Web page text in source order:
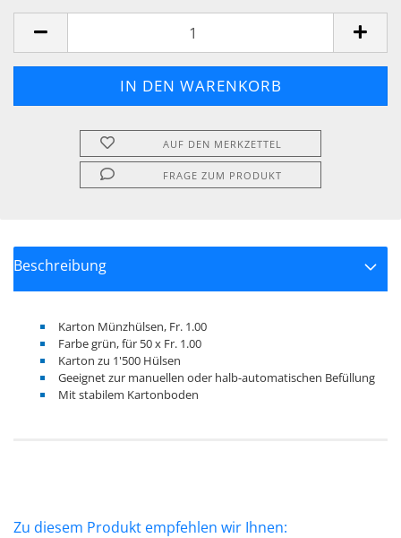
AUF DEN MERKZETTEL
FRAGE ZUM PRODUKT
Beschreibung
Karton Münzhülsen, Fr. 1.00
Farbe grün, für 50 x Fr. 1.00
Karton zu 1'500 Hülsen
Geeignet zur manuellen oder halb-automatischen Befüllung
Mit stabilem Kartonboden
Zu diesem Produkt empfehlen wir Ihnen: